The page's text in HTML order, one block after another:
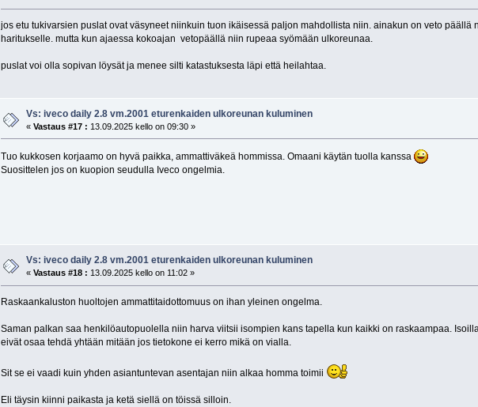
jos etu tukivarsien puslat ovat väsyneet niinkuin tuon ikäisessä paljon mahdollista niin. ainakun on veto
haritukselle. mutta kun ajaessa kokoajan vetopäällä niin rupeaa syömään ulkoreunaa.
puslat voi olla sopivan löysät ja menee silti katastuksesta läpi että heilahtaa.
Vs: iveco daily 2.8 vm.2001 eturenkaiden ulkoreunan kuluminen
«Vastaus #17 : 13.09.2025 kello on 09:30 »
Tuo kukkosen korjaamo on hyvä paikka, ammattiväkeä hommissa. Omaani käytän tuolla kanssa
Suosittelen jos on kuopion seudulla Iveco ongelmia.
Vs: iveco daily 2.8 vm.2001 eturenkaiden ulkoreunan kuluminen
«Vastaus #18 : 13.09.2025 kello on 11:02 »
Raskaankaluston huoltojen ammattitaidottomuus on ihan yleinen ongelma.
Saman palkan saa henkilöautopuolella niin harva viitsii isompien kans tapella kun kaikki on raskaampaa.
eivät osaa tehdä yhtään mitään jos tietokone ei kerro mikä on vialla.
Sit se ei vaadi kuin yhden asiantuntevan asentajan niin alkaa homma toimii
Eli täysin kiinni paikasta ja ketä siellä on töissä silloin.